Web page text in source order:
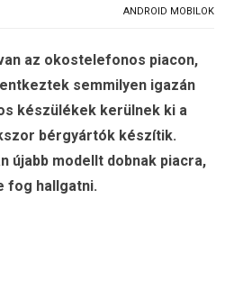
ANDROID MOBILOK
az okostelefonos piacon,
semmilyen igazán
készülékek kerülnek ki a
bérgyártók készítik.
újabb modellt dobnak piacra,
fog hallgatni.